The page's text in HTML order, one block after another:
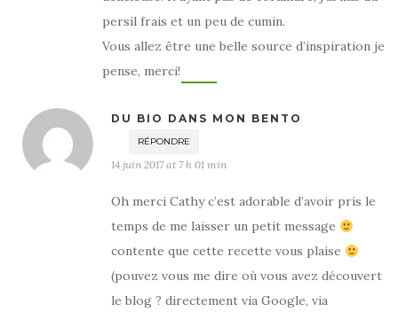
persil frais et un peu de cumin.
Vous allez être une belle source d’inspiration je
pense, merci!
DU BIO DANS MON BENTO
RÉPONDRE
14 juin 2017 at 7 h 01 min
Oh merci Cathy c’est adorable d’avoir pris le
temps de me laisser un petit message
contente que cette recette vous plaise
(pouvez vous me dire où vous avez découvert
le blog ? directement via Google, via